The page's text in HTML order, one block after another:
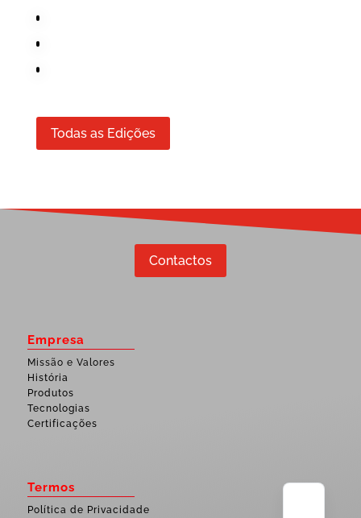
Todas as Edições
Contactos
Empresa
Missão e Valores
História
Produtos
Tecnologias
Certificações
Termos
Política de Privacidade